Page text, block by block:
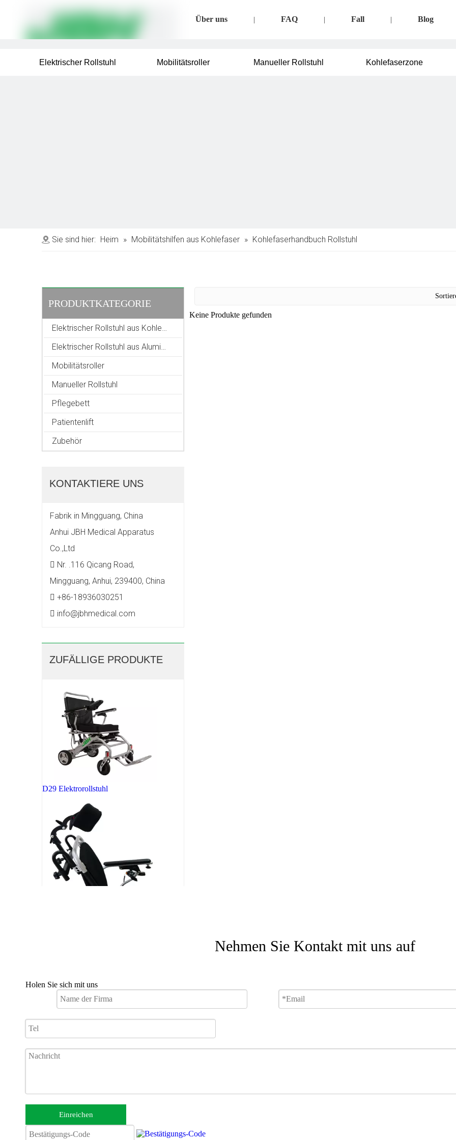
Über uns | FAQ | Fall | Blog
Elektrischer Rollstuhl Mobilitätsroller Manueller Rollstuhl Kohlefaserzone
Sie sind hier: Heim » Mobilitätshilfen aus Kohlefaser » Kohlefaserhandbuch Rollstuhl
PRODUKTKATEGORIE
Elektrischer Rollstuhl aus Kohlefaser
Elektrischer Rollstuhl aus Aluminiumlegierung
Mobilitätsroller
Manueller Rollstuhl
Pflegebett
Patientenlift
Zubehör
KONTAKTIERE UNS
Fabrik in Mingguang, China
Anhui JBH Medical Apparatus
Co.,Ltd
 Nr. .116 Qicang Road,
Mingguang, Anhui, 239400, China
 +86-18936030251
 info@jbhmedical.com
ZUFÄLLIGE PRODUKTE
D29 Elektrorollstuhl
JBH Leichtmetallrahmen und tragbarer
Keine Produkte gefunden
Nehmen Sie Kontakt mit uns auf
Holen Sie sich mit uns
Einreichen